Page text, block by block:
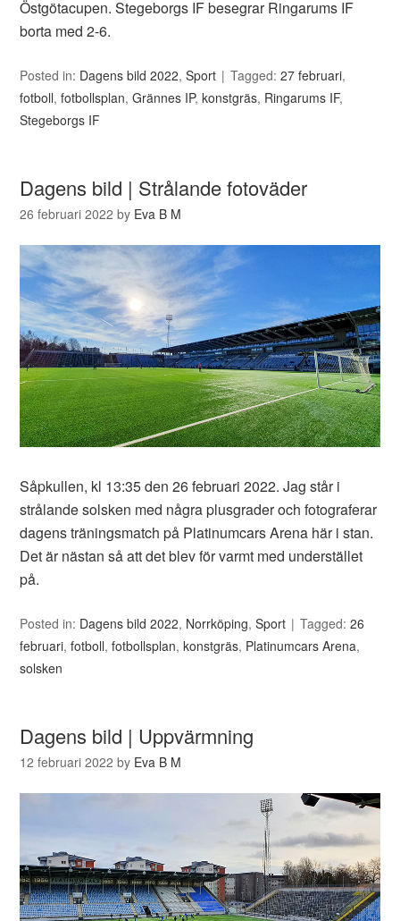
Östgötacupen. Stegeborgs IF besegrar Ringarums IF
borta med 2-6.
Posted in: Dagens bild 2022,Sport Tagged:27 februari,
fotboll,fotbollsplan,Grännes IP,konstgräs, Ringarums IF,
Stegeborgs IF
Dagens bild | Strålande fotoväder
26 februari 2022 by Eva B M
Såpkullen, kl 13:35 den 26 februari 2022. Jag står i
strålande solsken med några plusgrader och fotograferar
dagens träningsmatch på Platinumcars Arena här i stan.
Det är nästan så att det blev för varmt med understället
på.
Posted in: Dagens bild 2022, Norrköping,Sport Tagged:26
februari,fotboll,fotbollsplan,konstgräs, Platinumcars Arena,
solsken
Dagens bild | Uppvärmning
12 februari 2022 by Eva B M